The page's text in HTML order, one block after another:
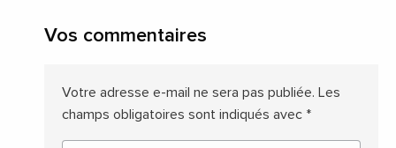
Vos commentaires
Votre adresse e-mail ne sera pas publiée. Les
champs obligatoires sont indiqués avec *